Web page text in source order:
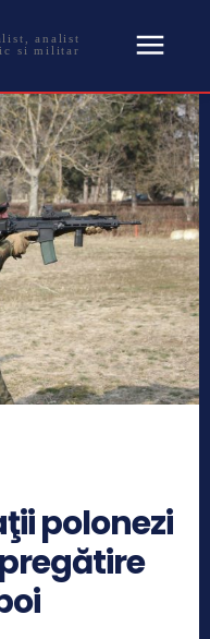
analist
si militar
polonezi